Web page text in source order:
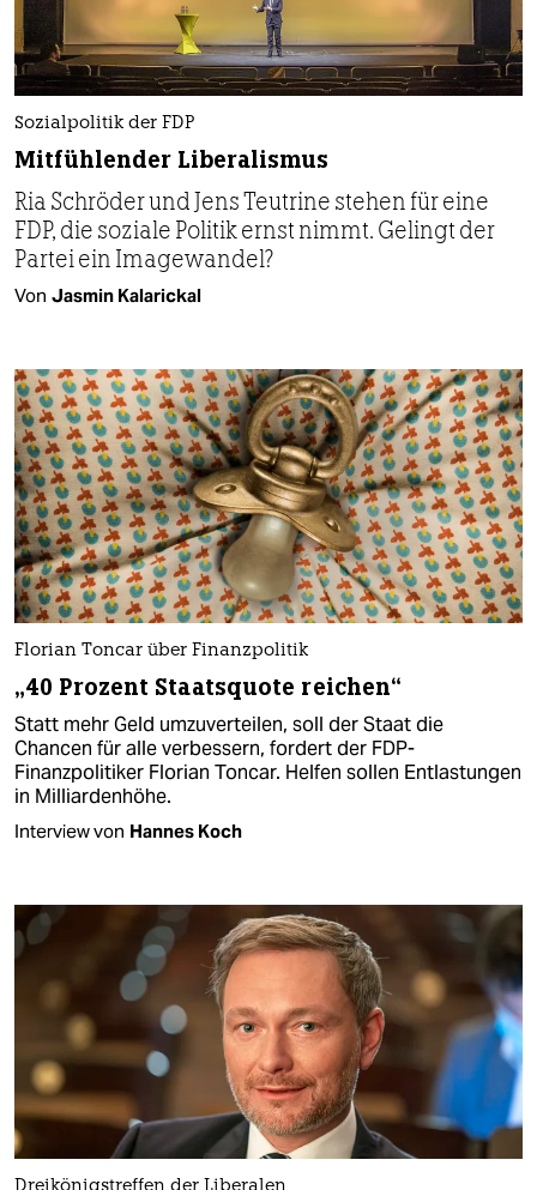
Sozialpolitik der FDP
Mitfühlender Liberalismus
Ria Schröder und Jens Teutrine stehen für eine
FDP, die soziale Politik ernst nimmt. Gelingt der
Partei ein Imagewandel?
Von Jasmin Kalarickal
Florian Toncar über Finanzpolitik
„40 Prozent Staatsquote reichen“
Statt mehr Geld umzuverteilen, soll der Staat die
Chancen für alle verbessern, fordert der FDP-
Finanzpolitiker Florian Toncar. Helfen sollen Entlastungen
in Milliardenhöhe.
Interview von Hannes Koch